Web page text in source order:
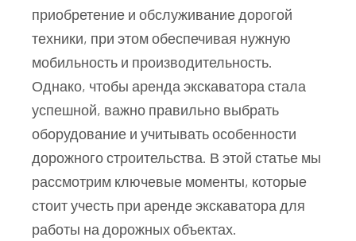
приобретение и обслуживание дорогой
техники, при этом обеспечивая нужную
мобильность и производительность.
Однако, чтобы аренда экскаватора стала
успешной, важно правильно выбрать
оборудование и учитывать особенности
дорожного строительства. В этой статье мы
рассмотрим ключевые моменты, которые
стоит учесть при аренде экскаватора для
работы на дорожных объектах.